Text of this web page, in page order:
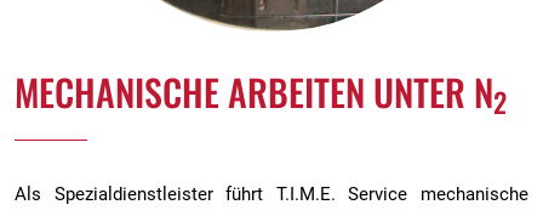
MECHANISCHE ARBEITEN UNTER N2
Als Spezialdienstleister führt T.I.M.E. Service mechanische